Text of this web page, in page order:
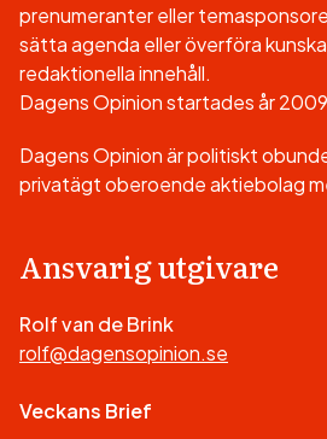
prenumeranter eller
sätta agenda eller överföra
redaktionella innehåll.
Dagens Opinion startades år
Dagens Opinion är politiskt
privatägt oberoende aktiebolag
Ansvarig utgivare
Rolf van de Brink
rolf@dagensopinion.se
Veckans Brief